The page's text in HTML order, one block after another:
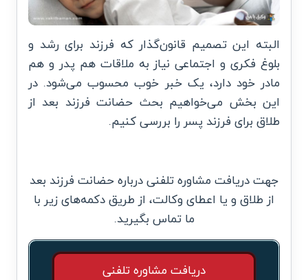
البته این تصمیم قانون‌گذار که فرزند برای رشد و
بلوغ فکری و اجتماعی نیاز به ملاقات هم پدر و هم
مادر خود دارد، یک خبر خوب محسوب می‌شود. در
این بخش می‌خواهیم بحث حضانت فرزند بعد از
طلاق برای فرزند پسر را بررسی کنیم.
جهت دریافت مشاوره تلفنی درباره حضانت فرزند بعد
از طلاق و یا اعطای وکالت، از طریق دکمه‌های زیر با
ما تماس بگیرید.
دریافت مشاوره تلفنی